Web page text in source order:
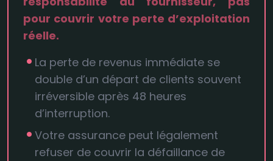
pour couvrir votre perte d’exploitation
réelle.
La perte de revenus immédiate se
double d’un départ de clients souvent
irréversible après 48 heures
d’interruption.
Votre assurance peut légalement
refuser de couvrir la défaillance de